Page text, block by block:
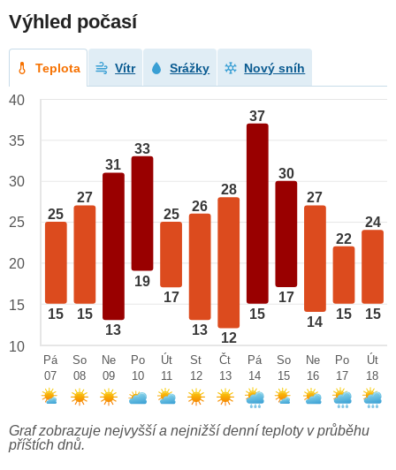
Výhled počasí
Teplota Vítr Srážky Nový sníh
25
15
27
15
31
13
33
19
25
17
26
13
28
12
37
15
30
17
27
14
22
15
24
15
40
35
30
25
20
15
10
Pá
07
So
08
Ne
09
Po
10
Út
11
St
12
Čt
13
Pá
14
So
15
Ne
16
Po
17
Út
18
Graf zobrazuje nejvyšší a nejnižší denní teploty v průběhu
příštích dnů.